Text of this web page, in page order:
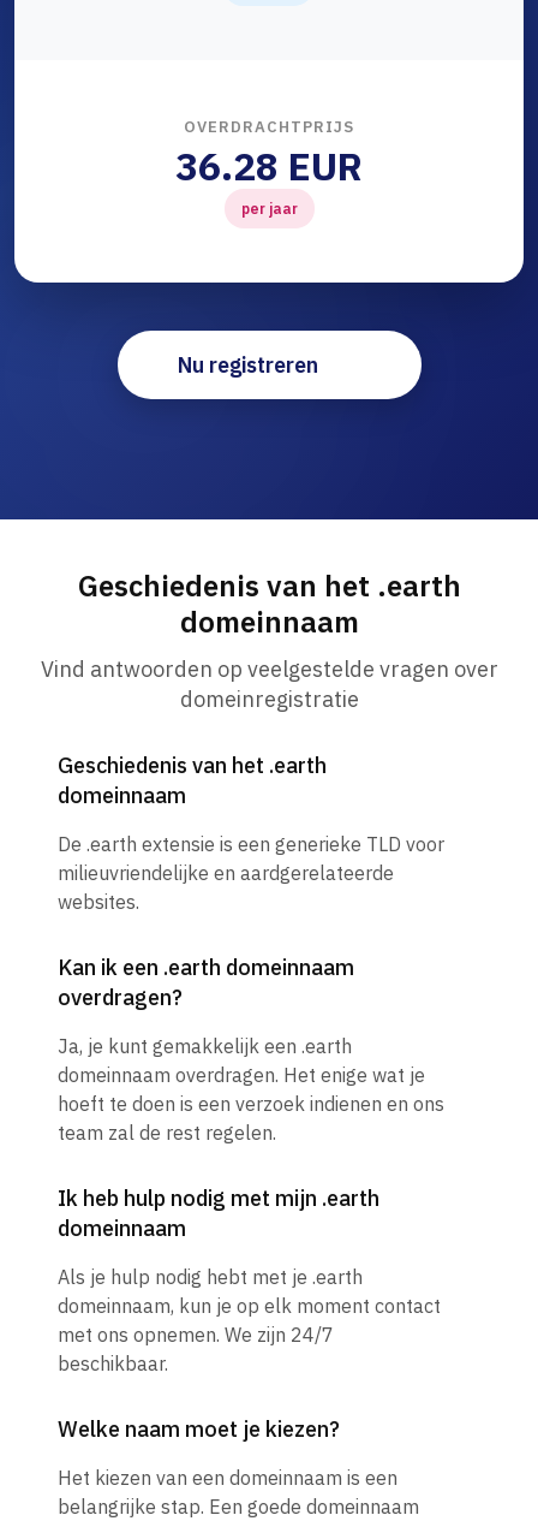
OVERDRACHTPRIJS
36.28 EUR
per jaar
Nu registreren
Geschiedenis van het .earth
domeinnaam
Vind antwoorden op veelgestelde vragen over
domeinregistratie
Geschiedenis van het .earth
domeinnaam
De .earth extensie is een generieke TLD voor
milieuvriendelijke en aardgerelateerde
websites.
Kan ik een .earth domeinnaam
overdragen?
Ja, je kunt gemakkelijk een .earth
domeinnaam overdragen. Het enige wat je
hoeft te doen is een verzoek indienen en ons
team zal de rest regelen.
Ik heb hulp nodig met mijn .earth
domeinnaam
Als je hulp nodig hebt met je .earth
domeinnaam, kun je op elk moment contact
met ons opnemen. We zijn 24/7
beschikbaar.
Welke naam moet je kiezen?
Het kiezen van een domeinnaam is een
belangrijke stap. Een goede domeinnaam